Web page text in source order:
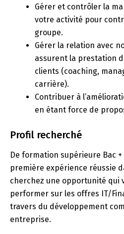
Gérer et contrôler la
votre activité pour
groupe.
Gérer la relation avec
assurent la prestation
clients (coaching,
carrière).
Contribuer à
en étant force de
Profil recherché
De formation supérieure Bac +
première expérience réussie
cherchez une opportunité qui
performer sur les offres IT/
travers du développement
entreprise.